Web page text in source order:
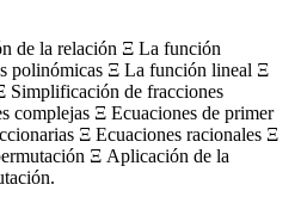
de la relación Ξ La función
polinómicas Ξ La función lineal Ξ
Simplificación de fracciones
complejas Ξ Ecuaciones de primer
Ξ Ecuaciones racionales Ξ
Ξ Aplicación de la